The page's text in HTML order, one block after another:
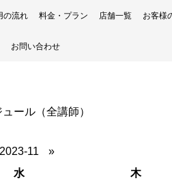
の流れ 料金・プラン 店舗一覧 お客様
お問い合わせ
ール（全講師）
2023-11 »
水 木